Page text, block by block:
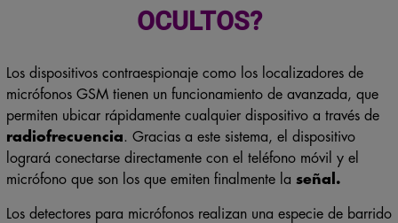
OCULTOS?
Los dispositivos contraespionaje como los localizadores de
micrófonos GSM tienen un funcionamiento de avanzada, que
permiten ubicar rápidamente cualquier dispositivo a través de
radiofrecuencia. Gracias a este sistema, el dispositivo
logrará conectarse directamente con el teléfono móvil y el
micrófono que son los que emiten finalmente la señal.
Los detectores para micrófonos realizan una especie de barrido